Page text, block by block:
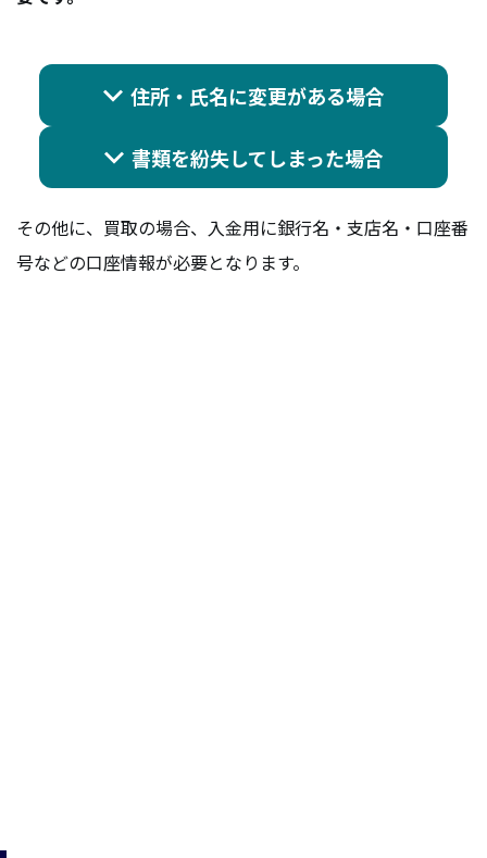
住所・氏名に変更がある場合
書類を紛失してしまった場合
その他に、買取の場合、入金用に銀行名・支店名・口座番
号などの口座情報が必要となります。